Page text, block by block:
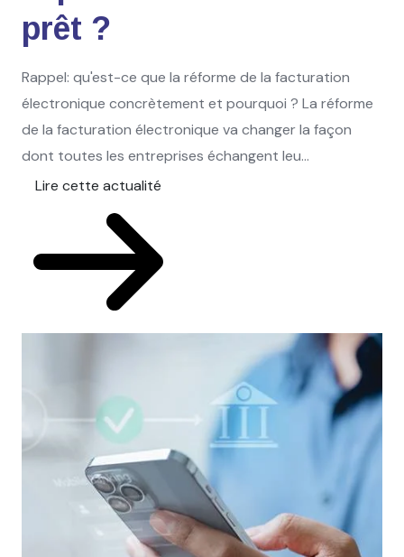
prêt ?
Rappel: qu'est-ce que la réforme de la facturation
électronique concrètement et pourquoi ? La réforme
de la facturation électronique va changer la façon
dont toutes les entreprises échangent leu...
Lire cette actualité